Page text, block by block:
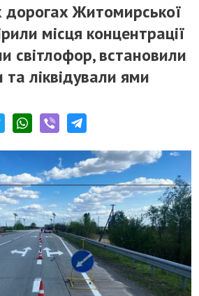
Житомирської
місця концентрації
світлофор, встановили
ліквідували ями